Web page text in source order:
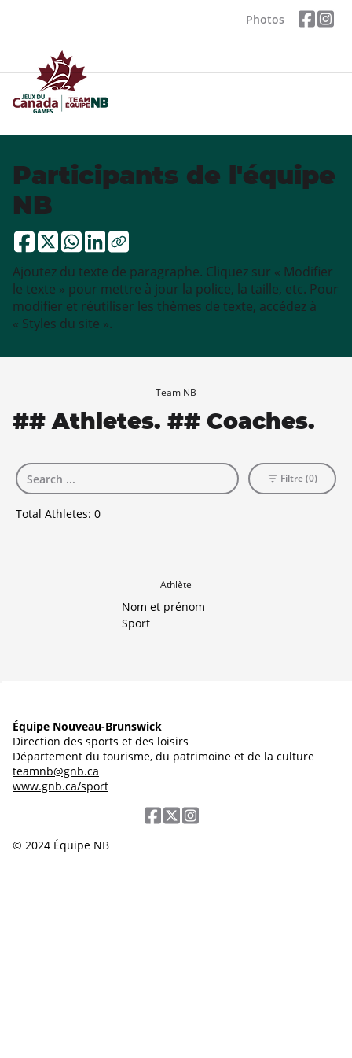
Photos
Participants de l'équipe
NB
Ajoutez du texte de paragraphe. Cliquez sur « Modifier
le texte » pour mettre à jour la police, la taille, etc. Pour
modifier et réutiliser les thèmes de texte, accédez à
« Styles du site ».
Team NB
## Athletes. ## Coaches.
Total Athletes: 0
Filtre (0)
Athlète
Nom et prénom
Sport
Équipe Nouveau-Brunswick
Direction des sports et des loisirs
Département du tourisme, du patrimoine et de la culture
teamnb@gnb.ca
www.gnb.ca/sport
© 2024 Équipe NB